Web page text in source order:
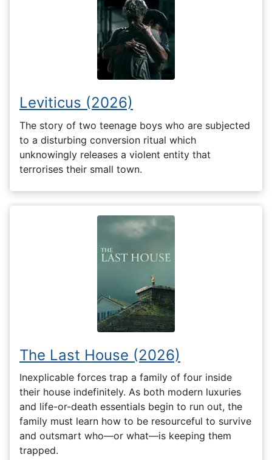
Leviticus (2026)
The story of two teenage boys who are subjected
to a disturbing conversion ritual which
unknowingly releases a violent entity that
terrorises their small town.
The Last House (2026)
Inexplicable forces trap a family of four inside
their house indefinitely. As both modern luxuries
and life-or-death essentials begin to run out, the
family must learn how to be resourceful to survive
and outsmart who—or what—is keeping them
trapped.